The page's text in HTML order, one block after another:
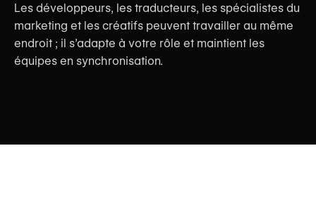
Les développeurs, les traducteurs, les spécialistes du
marketing et les créatifs peuvent travailler au même
endroit ; il s’adapte à votre rôle et maintient les
équipes en synchronisation.